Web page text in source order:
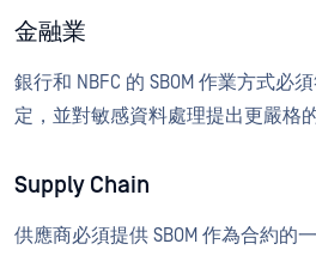
金融業
銀行和 NBFC 的 SBOM 作業方式必
定，並對敏感資料處理提出更嚴格
Supply Chain
供應商必須提供 SBOM 作為合約的